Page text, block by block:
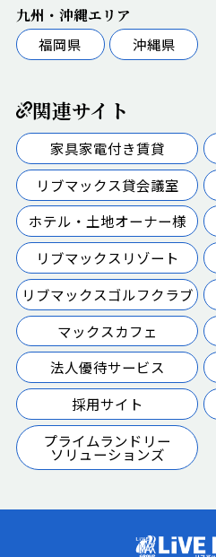
九州・沖縄エリア
福岡県
沖縄県
関連サイト
家具家電付き賃貸
リブマックス貸会議室
ホテル・土地オーナー様
リブマックスリゾート
リブマックスゴルフクラブ
マックスカフェ
法人優待サービス
採用サイト
プライムランドリー
ソリューションズ